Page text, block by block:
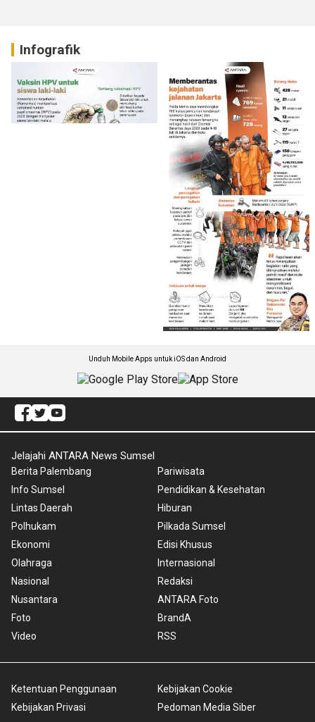
Infografik
Unduh Mobile Apps untuk iOS dan Android
Jelajahi ANTARA News Sumsel
Berita Palembang
Info Sumsel
Lintas Daerah
Polhukam
Ekonomi
Olahraga
Nasional
Nusantara
Foto
Video
Pariwisata
Pendidikan & Kesehatan
Hiburan
Pilkada Sumsel
Edisi Khusus
Internasional
Redaksi
ANTARA Foto
BrandA
RSS
Ketentuan Penggunaan
Kebijakan Privasi
Kebijakan Cookie
Pedoman Media Siber